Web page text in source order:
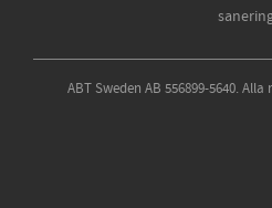
ABT Sweden AB 556899-5640.